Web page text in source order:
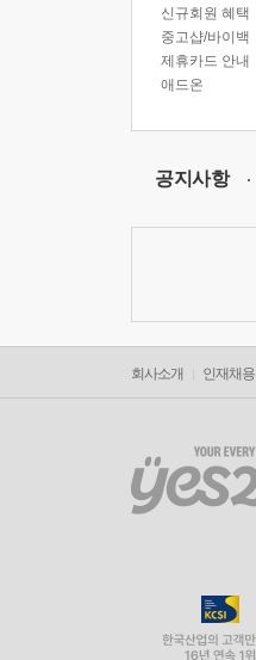
신규회원 혜택
중고샵/바이백
제휴카드 안내
애드온
공지사항
회사소개 인재채용